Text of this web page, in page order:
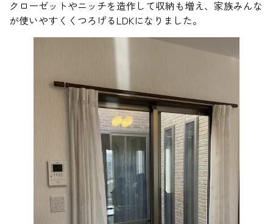
クローゼットやニッチを造作して収納も増え、家族みんな
が使いやすくくつろげるLDKになりました。